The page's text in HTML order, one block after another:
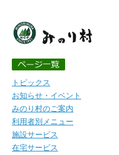
トピックス
お知らせ・イベント
みのり村のご案内
利用者別メニュー
施設サービス
在宅サービス